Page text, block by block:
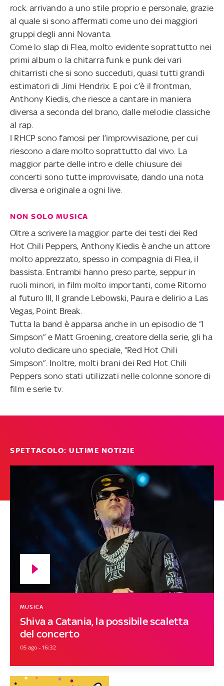
rock. arrivando a uno stile proprio e personale, grazie
al quale si sono affermati come uno dei maggiori
gruppi degli anni Novanta.
Come lo slap di Flea, molto evidente soprattutto nei
primi album o la chitarra funk e punk dei vari
chitarristi che si sono succeduti, quasi tutti grandi
estimatori di Jimi Hendrix. E poi c’è il frontman,
Anthony Kiedis, che riesce a cantare in maniera
diversa a seconda del brano, dalle melodie classiche
al rap.
I RHCP sono famosi per l’improvvisazione, per cui
riescono a dare molto soprattutto dal vivo. La
maggior parte delle intro e delle chiusure dei
concerti sono tutte improvvisate, dando una nota
diversa e originale a ogni live.
NON SOLO MUSICA
Oltre a scrivere la maggior parte dei testi dei Red
Hot Chili Peppers, Anthony Kiedis è anche un attore
molto apprezzato, spesso in compagnia di Flea, il
bassista. Entrambi hanno preso parte, seppur in
ruoli minori, in film molto importanti, come Ritorno
al futuro III, Il grande Lebowski, Paura e delirio a Las
Vegas, Point Break.
Tutta la band è apparsa anche in un episodio de “I
Simpson” e Matt Groening, creatore della serie, gli ha
voluto dedicare uno speciale, “Red Hot Chili
Simpson”. Inoltre, molti brani dei Red Hot Chili
Peppers sono stati utilizzati nelle colonne sonore di
film e serie tv.
SPETTACOLO: ULTIME NOTIZIE
Shiva a Catania, la possibile scaletta
del concerto
MUSICA
05 ago - 16:32